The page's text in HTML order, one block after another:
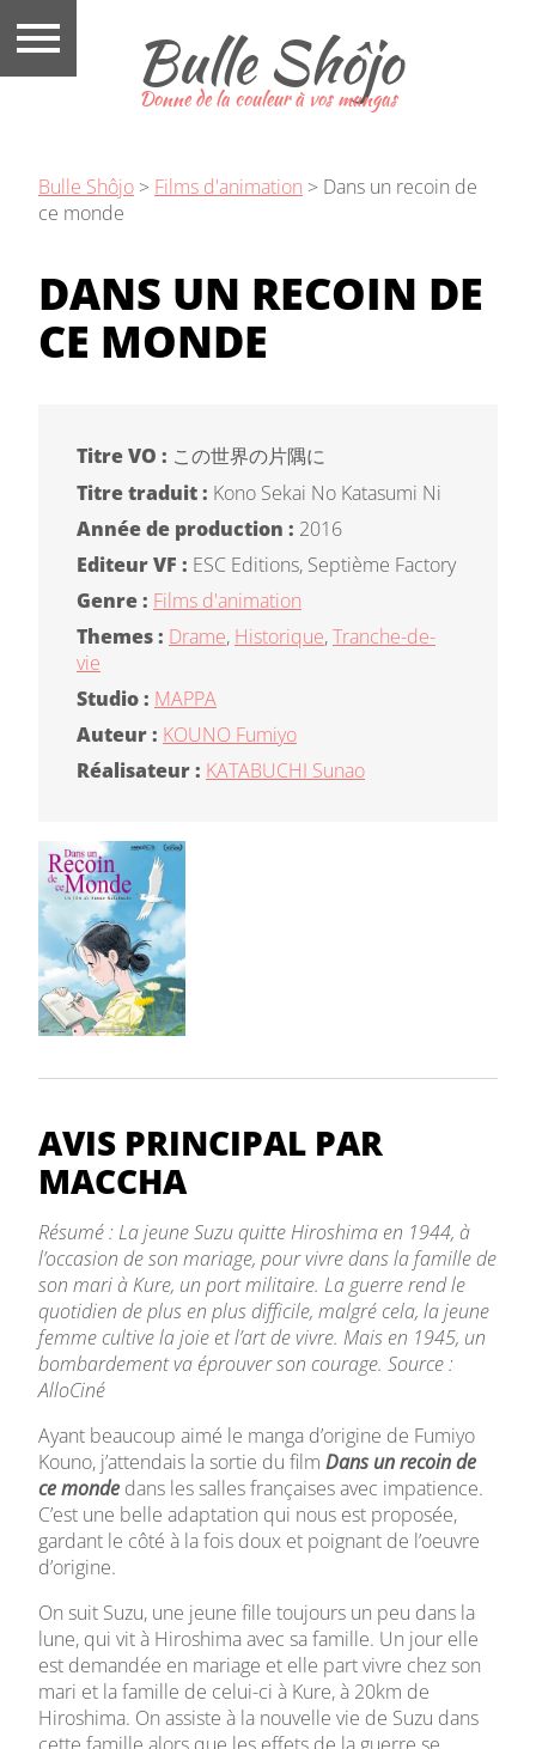
Bulle Shôjo
Donne de la couleur à vos mangas
Bulle Shôjo > Films d'animation > Dans un recoin de
ce monde
DANS UN RECOIN DE
CE MONDE
Titre VO : この世界の片隅に
Titre traduit : Kono Sekai No Katasumi Ni
Année de production : 2016
Editeur VF : ESC Editions, Septième Factory
Genre : Films d'animation
Themes : Drame, Historique,Tranche-de-
vie
Studio : MAPPA
Auteur : KOUNO Fumiyo
Réalisateur : KATABUCHI Sunao
AVIS PRINCIPAL PAR
MACCHA
Résumé : La jeune Suzu quitte Hiroshima en 1944, à
l’occasion de son mariage, pour vivre dans la famille de
son mari à Kure, un port militaire. La guerre rend le
quotidien de plus en plus difficile, malgré cela, la jeune
femme cultive la joie et l’art de vivre. Mais en 1945, un
bombardement va éprouver son courage. Source :
AlloCiné
Ayant beaucoup aimé le manga d’origine de Fumiyo
Kouno, j’attendais la sortie du film Dans un recoin de
ce monde dans les salles françaises avec impatience.
C’est une belle adaptation qui nous est proposée,
gardant le côté à la fois doux et poignant de l’oeuvre
d’origine.
On suit Suzu, une jeune fille toujours un peu dans la
lune, qui vit à Hiroshima avec sa famille. Un jour elle
est demandée en mariage et elle part vivre chez son
mari et la famille de celui-ci à Kure, à 20km de
Hiroshima. On assiste à la nouvelle vie de Suzu dans